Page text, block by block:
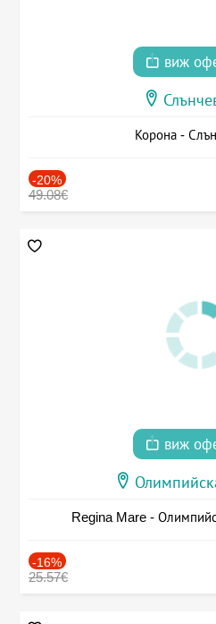
виж
Корона -
-20%
49.08€
виж
Regina Mare -
-16%
25.57€